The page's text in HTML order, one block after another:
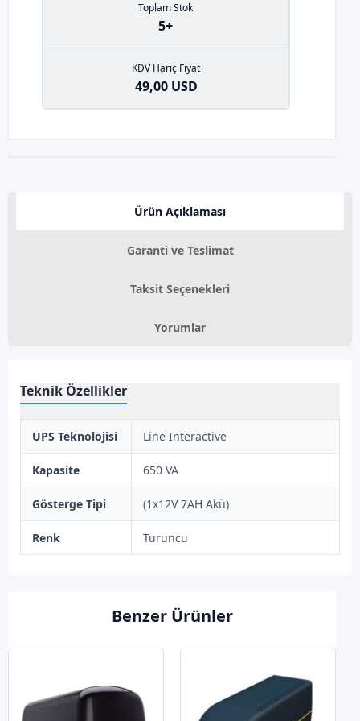
Toplam Stok
5+
KDV Hariç Fiyat
49,00 USD
Ürün Açıklaması
Garanti ve Teslimat
Taksit Seçenekleri
Yorumlar
Teknik Özellikler
UPS Teknolojisi Line Interactive
Kapasite 650 VA
Gösterge Tipi (1x12V 7AH Akü)
Renk Turuncu
Benzer Ürünler